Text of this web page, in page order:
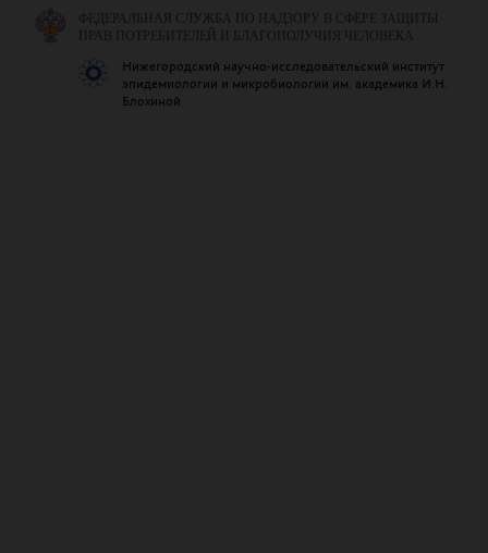
ФЕДЕРАЛЬНАЯ СЛУЖБА ПО НАДЗОРУ В СФЕРЕ ЗАЩИТЫ
ПРАВ ПОТРЕБИТЕЛЕЙ И БЛАГОПОЛУЧИЯ ЧЕЛОВЕКА
Нижегородский научно-исследовательский институт
эпидемиологии и микробиологии им. академика И.Н.
Блохиной